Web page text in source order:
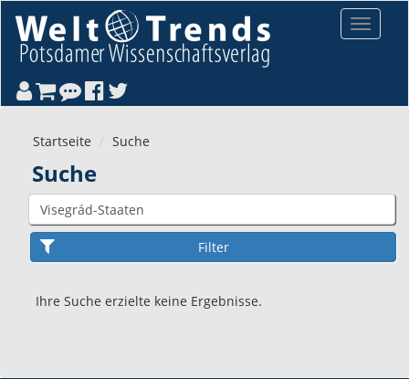
Toggle
Startseite Suche
Suche
Ihre Suche erzielte keine Ergebnisse.